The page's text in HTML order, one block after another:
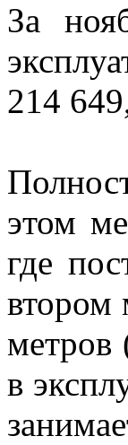
За
214
этом
где
втором
метров
в